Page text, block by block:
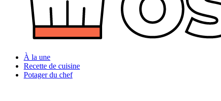
À la une
Recette de cuisine
Potager du chef